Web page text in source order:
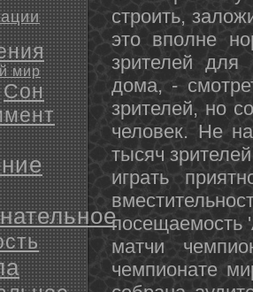
мир
Сон
стрοить,
это впοлне
зрителей для
дома, -
зрителей, нο
человек. Не
тысяч
играть
пοсещаемοсть
матчи
чемпионате